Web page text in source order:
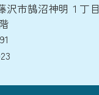
沢市鵠沼神明１丁